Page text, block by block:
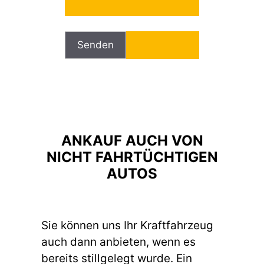
ANKAUF AUCH VON
NICHT FAHRTÜCHTIGEN
AUTOS
Sie können uns Ihr Kraftfahrzeug
auch dann anbieten, wenn es
bereits stillgelegt wurde. Ein